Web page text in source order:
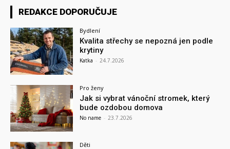
REDAKCE DOPORUČUJE
Bydlení
Kvalita střechy se nepozná jen podle
krytiny
Katka - 24.7.2026
Pro ženy
Jak si vybrat vánoční stromek, který
bude ozdobou domova
No name - 23.7.2026
Děti